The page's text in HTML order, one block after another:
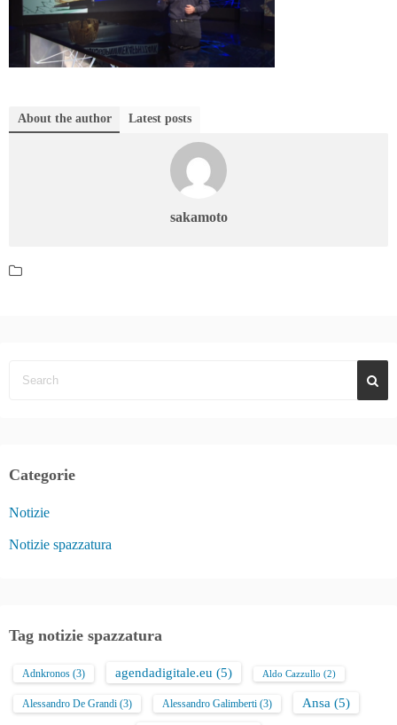
About the author Latest posts
sakamoto
Categorie
Notizie
Notizie spazzatura
Tag notizie spazzatura
Adnkronos (3) agendadigitale.eu (5) Aldo Cazzullo (2)
Alessandro De Grandi (3) Alessandro Galimberti (3) Ansa (5)